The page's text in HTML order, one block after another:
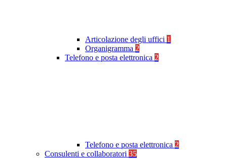
Articolazione degli uffici 1
Organigramma 2
Telefono e posta elettronica 2
Telefono e posta elettronica 2
Consulenti e collaboratori 35